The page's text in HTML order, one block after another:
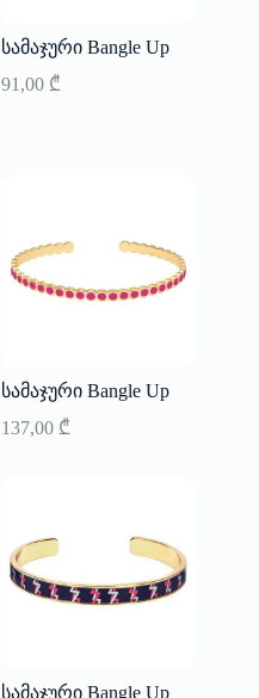
სამაჯური Bangle Up
91,00 ₾
სამაჯური Bangle Up
137,00 ₾
სამაჯური Bangle Up